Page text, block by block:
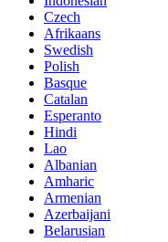
Czech
Afrikaans
Swedish
Polish
Basque
Catalan
Esperanto
Hindi
Lao
Albanian
Amharic
Armenian
Azerbaijani
Belarusian